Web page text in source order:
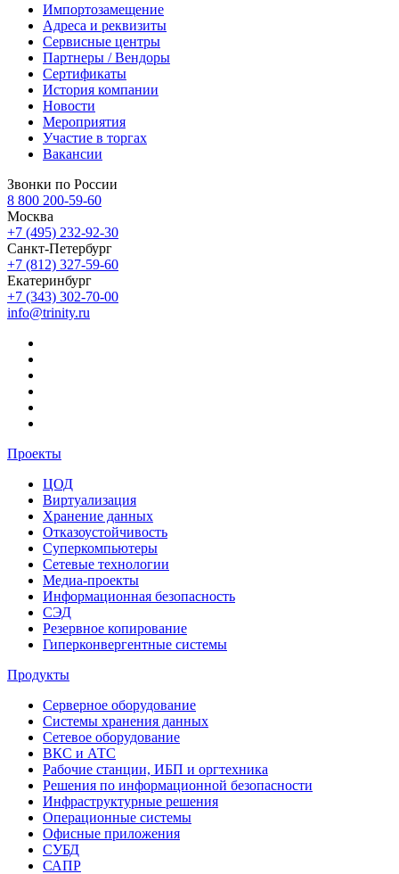
Импортозамещение
Адреса и реквизиты
Сервисные центры
Партнеры / Вендоры
Сертификаты
История компании
Новости
Мероприятия
Участие в торгах
Вакансии
Звонки по России
8 800 200-59-60
Москва
+7 (495) 232-92-30
Санкт-Петербург
+7 (812) 327-59-60
Екатеринбург
+7 (343) 302-70-00
info@trinity.ru
Проекты
ЦОД
Виртуализация
Хранение данных
Отказоустойчивость
Суперкомпьютеры
Сетевые технологии
Медиа-проекты
Информационная безопасность
СЭД
Резервное копирование
Гиперконвергентные системы
Продукты
Серверное оборудование
Системы хранения данных
Сетевое оборудование
ВКС и АТС
Рабочие станции, ИБП и оргтехника
Решения по информационной безопасности
Инфраструктурные решения
Операционные системы
Офисные приложения
СУБД
САПР